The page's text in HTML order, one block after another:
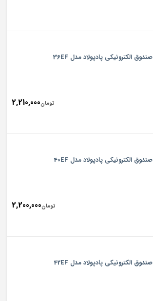
صندوق الکترونیکی پادپولاد مدل 36EF
تومان2,210,000
صندوق الکترونیکی پادپولاد مدل 40EF
تومان2,200,000
صندوق الکترونیکی پادپولاد مدل 42EF